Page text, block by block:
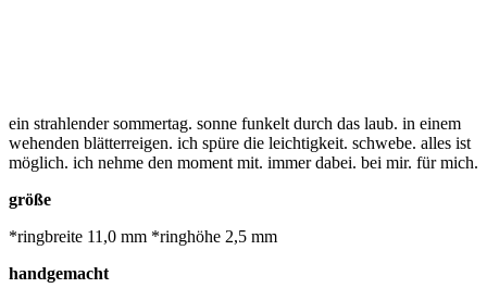
ein strahlender sommertag. sonne funkelt durch das laub. in einem
wehenden blätterreigen. ich spüre die leichtigkeit. schwebe. alles ist
möglich. ich nehme den moment mit. immer dabei. bei mir. für mich.
größe
*ringbreite 11,0 mm *ringhöhe 2,5 mm
handgemacht